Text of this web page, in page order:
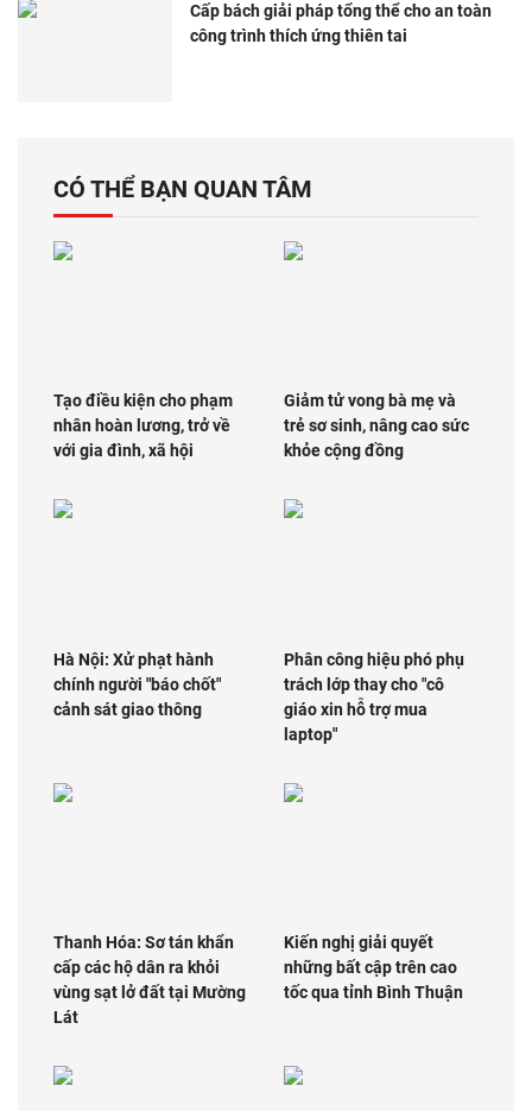
Cấp bách giải pháp tổng thể cho an toàn
công trình thích ứng thiên tai
CÓ THỂ BẠN QUAN TÂM
Tạo điều kiện cho phạm
nhân hoàn lương, trở về
với gia đình, xã hội
Giảm tử vong bà mẹ và
trẻ sơ sinh, nâng cao sức
khỏe cộng đồng
Hà Nội: Xử phạt hành
chính người "báo chốt"
cảnh sát giao thông
Phân công hiệu phó phụ
trách lớp thay cho "cô
giáo xin hỗ trợ mua
laptop"
Thanh Hóa: Sơ tán khẩn
cấp các hộ dân ra khỏi
vùng sạt lở đất tại Mường
Lát
Kiến nghị giải quyết
những bất cập trên cao
tốc qua tỉnh Bình Thuận